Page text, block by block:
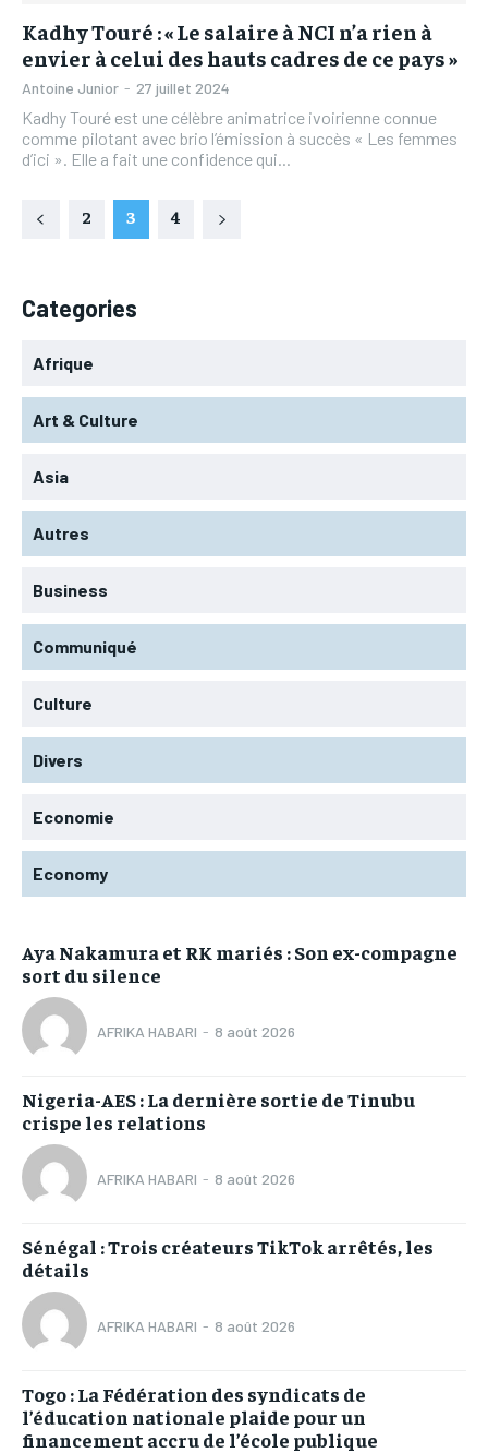
Kadhy Touré : « Le salaire à NCI n’a rien à
envier à celui des hauts cadres de ce pays »
Antoine Junior - 27 juillet 2024
Kadhy Touré est une célèbre animatrice ivoirienne connue
comme pilotant avec brio l’émission à succès « Les femmes
d’ici ». Elle a fait une confidence qui...
2 3 4
Categories
Afrique
Art & Culture
Asia
Autres
Business
Communiqué
Culture
Divers
Economie
Economy
Aya Nakamura et RK mariés : Son ex-compagne
sort du silence
AFRIKA HABARI - 8 août 2026
Nigeria-AES : La dernière sortie de Tinubu
crispe les relations
AFRIKA HABARI - 8 août 2026
Sénégal : Trois créateurs TikTok arrêtés, les
détails
AFRIKA HABARI - 8 août 2026
Togo : La Fédération des syndicats de
l’éducation nationale plaide pour un
financement accru de l’école publique